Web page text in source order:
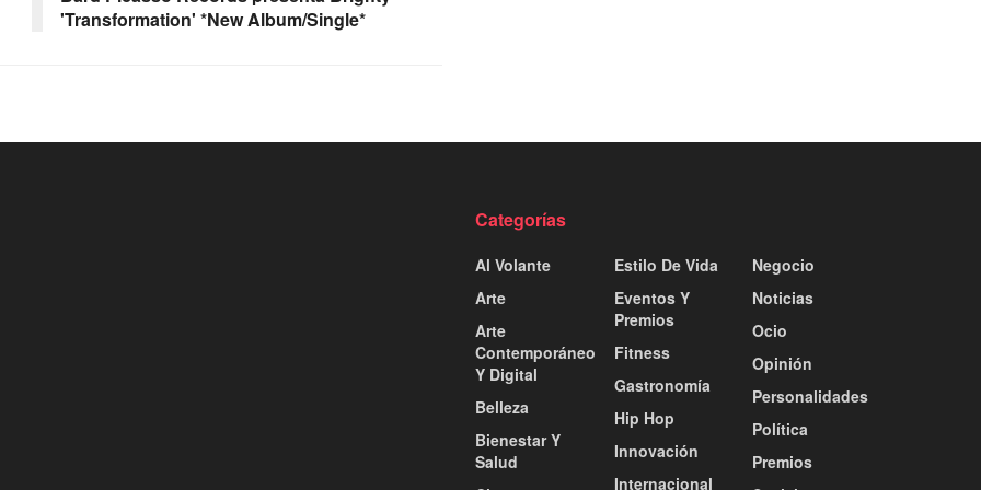
'Transformation' *New Album/Single*
Categorías
Al Volante
Arte
Arte
Contemporáneo
Y Digital
Belleza
Bienestar Y
Salud
Estilo De Vida
Eventos Y
Premios
Fitness
Gastronomía
Hip Hop
Innovación
Internacional
Negocio
Noticias
Ocio
Opinión
Personalidades
Política
Premios